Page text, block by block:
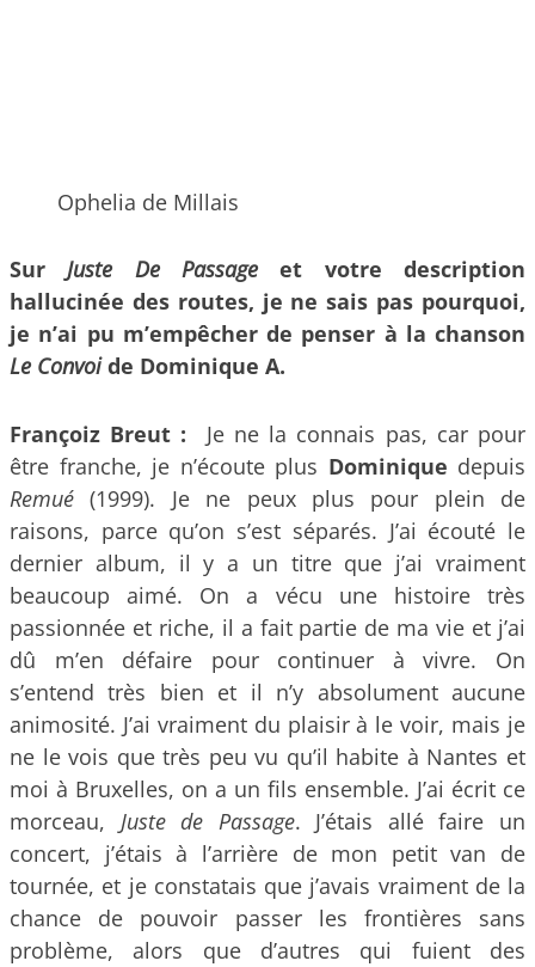
Ophelia de Millais
SurJuste De Passage et votre description
hallucinée des routes, je ne sais pas pourquoi,
je n’ai pu m’empêcher de penser à la chanson
Le Convoide Dominique A.
Françoiz Breut :
Je ne la connais pas, car pour
être franche, je n’écoute plus Dominique depuis
Remué (1999). Je ne peux plus pour plein de
raisons, parce qu’on s’est séparés. J’ai écouté le
dernier album, il y a un titre que j’ai vraiment
beaucoup aimé. On a vécu une histoire très
passionnée et riche, il a fait partie de ma vie et j’ai
dû m’en défaire pour continuer à vivre. On
s’entend très bien et il n’y absolument aucune
animosité. J’ai vraiment du plaisir à le voir, mais je
ne le vois que très peu vu qu’il habite à Nantes et
moi à Bruxelles, on a un fils ensemble. J’ai écrit ce
morceau, Juste de Passage. J’étais allé faire un
concert, j’étais à l’arrière de mon petit van de
tournée, et je constatais que j’avais vraiment de la
chance de pouvoir passer les frontières sans
problème, alors que d’autres qui fuient des